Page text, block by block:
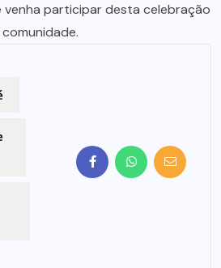
venha participar desta celebração